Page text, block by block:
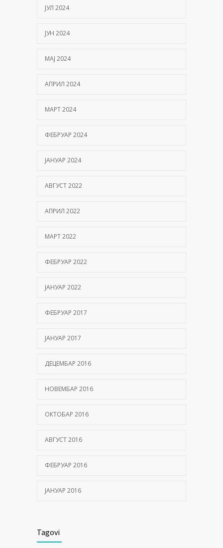
ЈУЛ 2024
ЈУН 2024
МАЈ 2024
АПРИЛ 2024
МАРТ 2024
ФЕБРУАР 2024
ЈАНУАР 2024
АВГУСТ 2022
АПРИЛ 2022
МАРТ 2022
ФЕБРУАР 2022
ЈАНУАР 2022
ФЕБРУАР 2017
ЈАНУАР 2017
ДЕЦЕМБАР 2016
НОВЕМБАР 2016
ОКТОБАР 2016
АВГУСТ 2016
ФЕБРУАР 2016
ЈАНУАР 2016
Tagovi